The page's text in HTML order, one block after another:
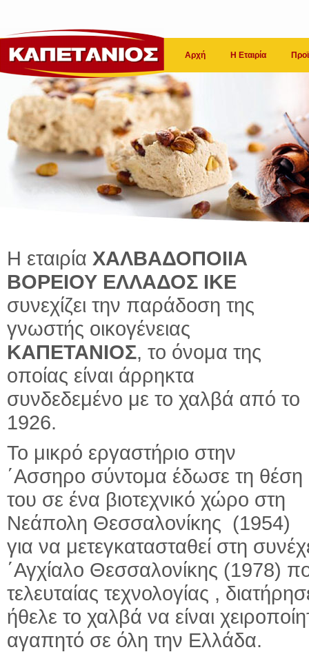
Αρχή Η Εταιρία
Η εταιρία ΧΑΛΒΑΔΟΠΟΙΙΑ
ΒΟΡΕΙΟΥ ΕΛΛΑΔΟΣ ΙΚΕ
συνεχίζει την παράδοση της
γνωστής οικογένειας
ΚΑΠΕΤΑΝΙΟΣ, το όνομα της
οποίας είναι άρρηκτα
συνδεδεμένο με το χαλβά από το
1926.
Το μικρό εργαστήριο στην
΄Ασσηρο σύντομα έδωσε τη θέση
του σε ένα βιοτεχνικό χώρο στη
Νεάπολη Θεσσαλονίκης (1954)
για να μετεγκατασταθεί στη
΄Αγχίαλο Θεσσαλονίκης (1978)
τελευταίας τεχνολογίας ,
ήθελε το χαλβά να είναι
αγαπητό σε όλη την Ελλάδα.